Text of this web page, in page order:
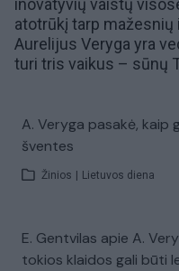
inovatyvių vaistų
atotrūkį tarp mažesnių
Aurelijus Veryga yra
turi tris vaikus – sūnų
A. Veryga pasakė, kaip
šventes
Žinios Lietuvos diena
E. Gentvilas apie A.
tokios klaidos gali būti